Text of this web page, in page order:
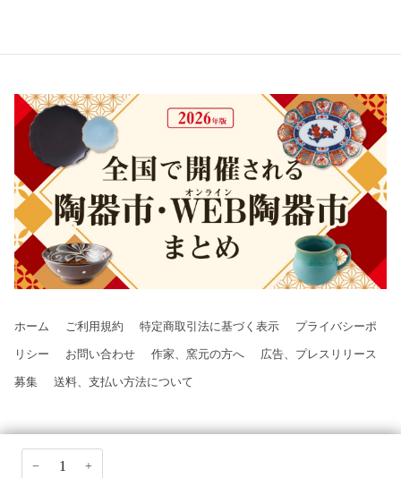
− +
ホーム ご利用規約 特定商取引法に基づく表示 プライバシーポ
リシー お問い合わせ 作家、窯元の方へ 広告、プレスリリース
募集 送料、支払い方法について
©2026 大人の焼き物,All Rights Reserved